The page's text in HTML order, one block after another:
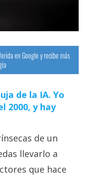
en Google y recibe más
de la IA. Yo
2000, y hay
de un
llevarlo a
que hace